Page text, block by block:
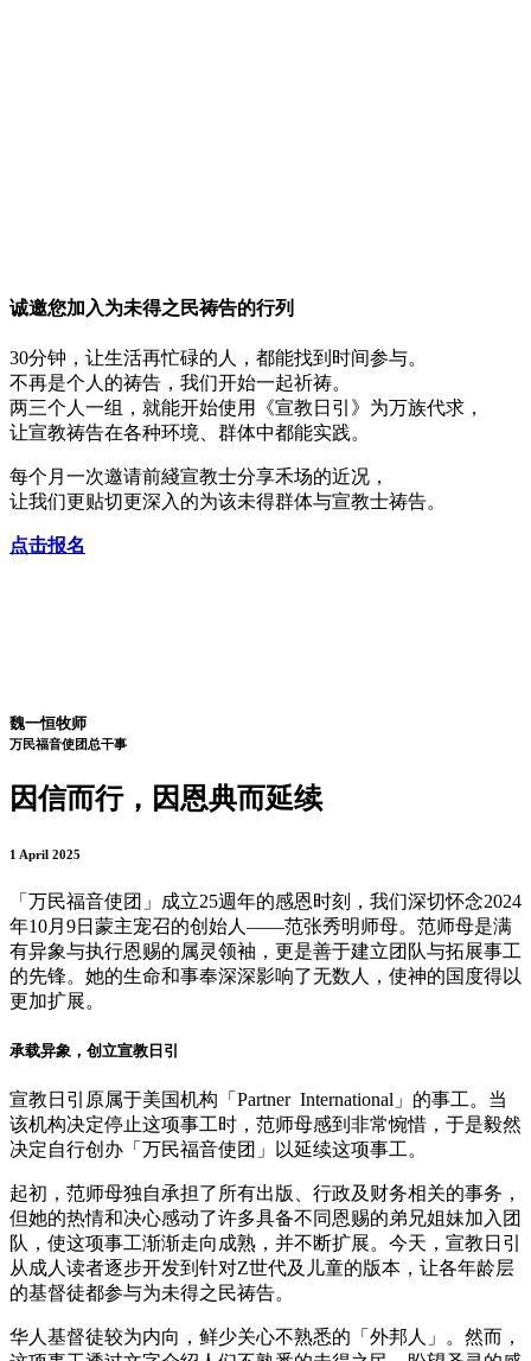
诚邀您加入为未得之民祷告的行列
30分钟，让生活再忙碌的人，都能找到时间参与。
不再是个人的祷告，我们开始一起祈祷。
两三个人一组，就能开始使用《宣教日引》为万族代求，
让宣教祷告在各种环境、群体中都能实践。
每个月一次邀请前綫宣教士分享禾场的近况，
让我们更贴切更深入的为该未得群体与宣教士祷告。
点击报名
魏一恒牧师
万民福音使团总干事
因信而行，因恩典而延续
1 April 2025
「万民福音使团」成立25週年的感恩时刻，我们深切怀念2024
年10月9日蒙主宠召的创始人——范张秀明师母。范师母是满
有异象与执行恩赐的属灵领袖，更是善于建立团队与拓展事工
的先锋。她的生命和事奉深深影响了无数人，使神的国度得以
更加扩展。
承载异象，创立宣教日引
宣教日引原属于美国机构「Partner International」的事工。当
该机构决定停止这项事工时，范师母感到非常惋惜，于是毅然
决定自行创办「万民福音使团」以延续这项事工。
起初，范师母独自承担了所有出版、行政及财务相关的事务，
但她的热情和决心感动了许多具备不同恩赐的弟兄姐妹加入团
队，使这项事工渐渐走向成熟，并不断扩展。今天，宣教日引
从成人读者逐步开发到针对Z世代及儿童的版本，让各年龄层
的基督徒都参与为未得之民祷告。
华人基督徒较为内向，鲜少关心不熟悉的「外邦人」。然而，